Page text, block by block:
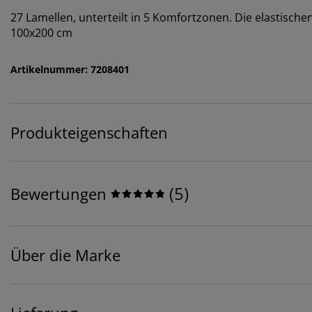
27 Lamellen, unterteilt in 5 Komfortzonen. Die
100x200 cm
Artikelnummer: 7208401
Produkteigenschaften
Bewertungen (5)
Über die Marke